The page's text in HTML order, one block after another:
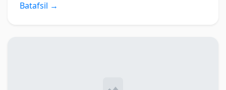
Batafsil →